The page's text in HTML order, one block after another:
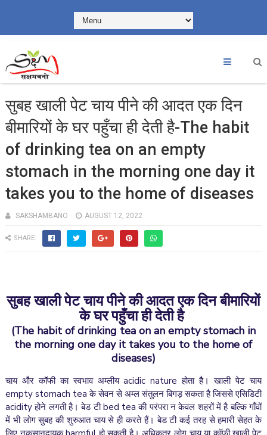
सुबह खाली पेट चाय पीने की आदत एक दिन
बीमारियों के घर पहुँचा ही देती है-The habit
of drinking tea on an empty
stomach in the morning one day it
takes you to the home of diseases
SAKSHAMBANO AUGUST 12, 2022
SHARE:
सुबह खाली पेट चाय पीने की आदत एक दिन बीमारियों
के घर पहुँचा ही देती है
(The habit of drinking tea on an empty stomach in
the morning one day it takes you to the home of
diseases)
चाय और कॉफी का स्वभाव अम्लीय acidic nature होता है। खाली पेट चाय
empty stomach tea के सेवन से अम्ल संतुलन बिगड़ सकता है जिससे एसिडिटी
acidity होने लगती है। बेड टी bed tea की परंपरा न केवल शहरों में है बल्कि गाँवों
में भी लोग सुबह की शुरुआत चाय से ही करते हैं। बेड टी कई तरह से हमारी सेहत के